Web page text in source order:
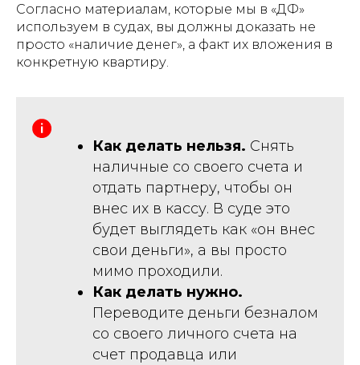
Согласно материалам, которые мы в «ДФ»
используем в судах, вы должны доказать не
просто «наличие денег», а факт их вложения в
конкретную квартиру.
Как делать нельзя. Снять
наличные со своего счета и
отдать партнеру, чтобы он
внес их в кассу. В суде это
будет выглядеть как «он внес
свои деньги», а вы просто
мимо проходили.
Как делать нужно.
Переводите деньги безналом
со своего личного счета на
счет продавца или